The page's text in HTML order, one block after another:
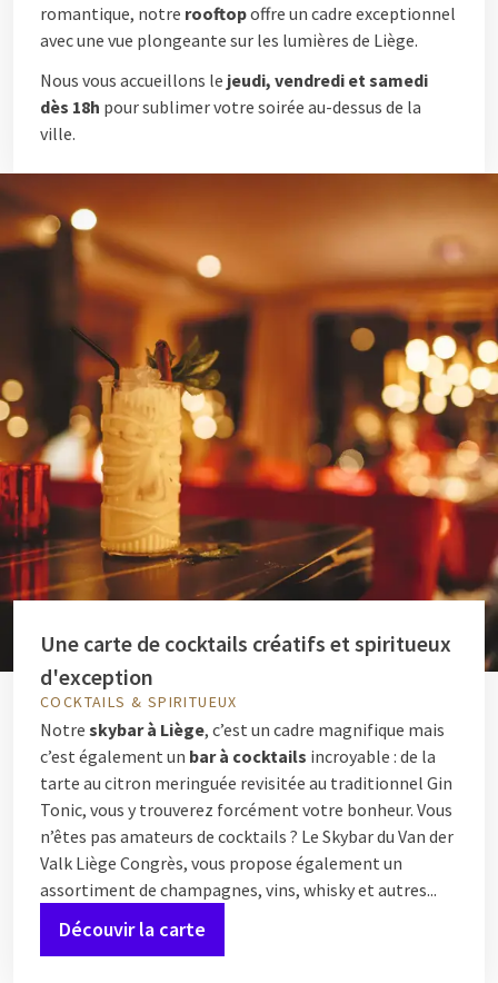
romantique, notre rooftopoffre un cadre exceptionnel
avec une vue plongeante sur les lumières de Liège.
Nous vous accueillons le jeudi, vendredi et samedi
dès 18h pour sublimer votre soirée au-dessus de la
ville.
Une carte de cocktails créatifs et spiritueux
d'exception
COCKTAILS & SPIRITUEUX
Notre skybar à Liège, c’est un cadre magnifique mais
c’est également un bar à cocktails incroyable : de la
tarte au citron meringuée revisitée au traditionnel Gin
Tonic, vous y trouverez forcément votre bonheur. Vous
n’êtes pas amateurs de cocktails ? Le Skybar du Van der
Valk Liège Congrès, vous propose également un
assortiment de champagnes, vins, whisky et autres...
Découvir la carte